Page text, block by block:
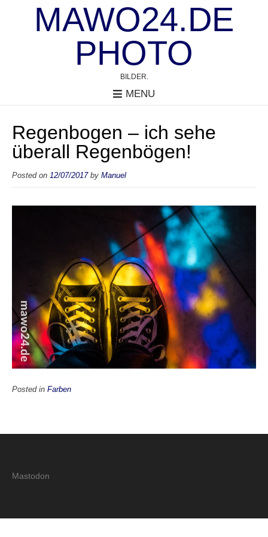
MAWO24.DE
PHOTO
BILDER.
MENU
Regenbogen – ich sehe
überall Regenbögen!
Posted on 12/07/2017by Manuel
Posted in Farben
Mastodon